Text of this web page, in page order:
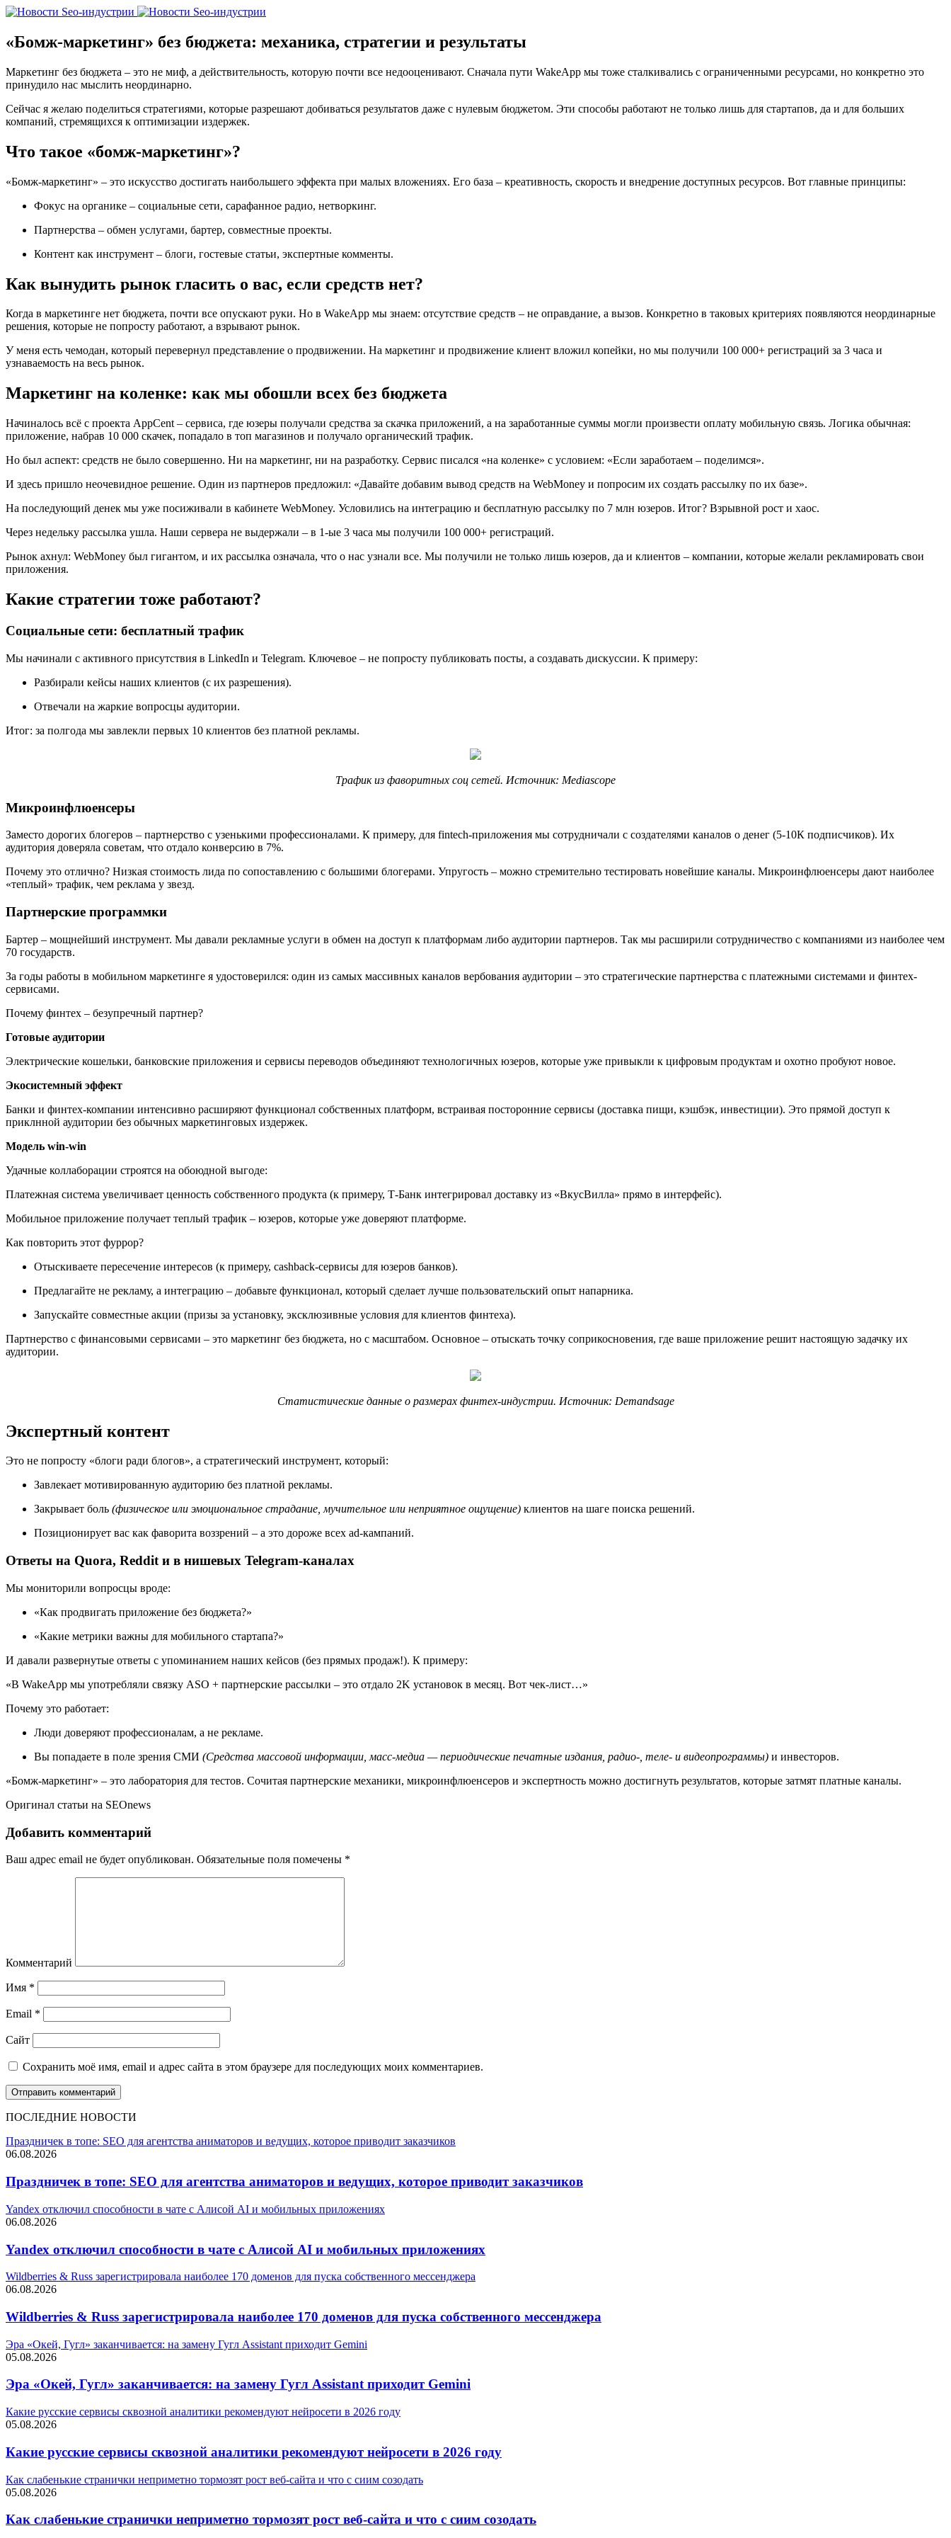
«Бомж-маркетинг» без бюджета: механика, стратегии и результаты
Маркетинг без бюджета – это не миф, а действительность, которую почти все недооценивают. Сначала пути WakeApp мы тоже сталкивались с ограниченными ресурсами, но конкретно это
принудило нас мыслить неординарно.
Сейчас я желаю поделиться стратегиями, которые разрешают добиваться результатов даже с нулевым бюджетом. Эти способы работают не только лишь для стартапов, да и для больших
компаний, стремящихся к оптимизации издержек.
Что такое «бомж-маркетинг»?
«Бомж-маркетинг» – это искусство достигать наибольшего эффекта при малых вложениях. Его база – креативность, скорость и внедрение доступных ресурсов. Вот главные принципы:
Фокус на органике – социальные сети, сарафанное радио, нетворкинг.
Партнерства – обмен услугами, бартер, совместные проекты.
Контент как инструмент – блоги, гостевые статьи, экспертные комменты.
Как вынудить рынок гласить о вас, если средств нет?
Когда в маркетинге нет бюджета, почти все опускают руки. Но в WakeApp мы знаем: отсутствие средств – не оправдание, а вызов. Конкретно в таковых критериях появляются неординарные
решения, которые не попросту работают, а взрывают рынок.
У меня есть чемодан, который перевернул представление о продвижении. На маркетинг и продвижение клиент вложил копейки, но мы получили 100 000+ регистраций за 3 часа и
узнаваемость на весь рынок.
Маркетинг на коленке: как мы обошли всех без бюджета
Начиналось всё с проекта AppCent – сервиса, где юзеры получали средства за скачка приложений, а на заработанные суммы могли произвести оплату мобильную связь. Логика обычная:
приложение, набрав 10 000 скачек, попадало в топ магазинов и получало органический трафик.
Но был аспект: средств не было совершенно. Ни на маркетинг, ни на разработку. Сервис писался «на коленке» с условием: «Если заработаем – поделимся».
И здесь пришло неочевидное решение. Один из партнеров предложил: «Давайте добавим вывод средств на WebMoney и попросим их создать рассылку по их базе».
На последующий денек мы уже посиживали в кабинете WebMoney. Условились на интеграцию и бесплатную рассылку по 7 млн юзеров. Итог? Взрывной рост и хаос.
Через недельку рассылка ушла. Наши сервера не выдержали – в 1-ые 3 часа мы получили 100 000+ регистраций.
Рынок ахнул: WebMoney был гигантом, и их рассылка означала, что о нас узнали все. Мы получили не только лишь юзеров, да и клиентов – компании, которые желали рекламировать свои
приложения.
Какие стратегии тоже работают?
Социальные сети: бесплатный трафик
Мы начинали с активного присутствия в LinkedIn и Telegram. Ключевое – не попросту публиковать посты, а создавать дискуссии. К примеру:
Разбирали кейсы наших клиентов (с их разрешения).
Отвечали на жаркие вопросцы аудитории.
Итог: за полгода мы завлекли первых 10 клиентов без платной рекламы.
Трафик из фаворитных соц сетей. Источник: Mediascope
Микроинфлюенсеры
Заместо дорогих блогеров – партнерство с узенькими профессионалами. К примеру, для fintech-приложения мы сотрудничали с создателями каналов о денег (5-10К подписчиков). Их
аудитория доверяла советам, что отдало конверсию в 7%.
Почему это отлично? Низкая стоимость лида по сопоставлению с большими блогерами. Упругость – можно стремительно тестировать новейшие каналы. Микроинфлюенсеры дают наиболее
«теплый» трафик, чем реклама у звезд.
Партнерские программки
Бартер – мощнейший инструмент. Мы давали рекламные услуги в обмен на доступ к платформам либо аудитории партнеров. Так мы расширили сотрудничество с компаниями из наиболее чем
70 государств.
За годы работы в мобильном маркетинге я удостоверился: один из самых массивных каналов вербования аудитории – это стратегические партнерства с платежными системами и финтех-
сервисами.
Почему финтех – безупречный партнер?
Готовые аудитории
Электрические кошельки, банковские приложения и сервисы переводов объединяют технологичных юзеров, которые уже привыкли к цифровым продуктам и охотно пробуют новое.
Экосистемный эффект
Банки и финтех-компании интенсивно расширяют функционал собственных платформ, встраивая посторонние сервисы (доставка пищи, кэшбэк, инвестиции). Это прямой доступ к
приклнной аудитории без обычных маркетинговых издержек.
Модель win-win
Удачные коллаборации строятся на обоюдной выгоде:
Платежная система увеличивает ценность собственного продукта (к примеру, Т-Банк интегрировал доставку из «ВкусВилла» прямо в интерфейс).
Мобильное приложение получает теплый трафик – юзеров, которые уже доверяют платформе.
Как повторить этот фуррор?
Отыскиваете пересечение интересов (к примеру, cashback-сервисы для юзеров банков).
Предлагайте не рекламу, а интеграцию – добавьте функционал, который сделает лучше пользовательский опыт напарника.
Запускайте совместные акции (призы за установку, эксклюзивные условия для клиентов финтеха).
Партнерство с финансовыми сервисами – это маркетинг без бюджета, но с масштабом. Основное – отыскать точку соприкосновения, где ваше приложение решит настоящую задачку их
аудитории.
Статистические данные о размерах финтех-индустрии. Источник: Demandsage
Экспертный контент
Это не попросту «блоги ради блогов», а стратегический инструмент, который:
Завлекает мотивированную аудиторию без платной рекламы.
Закрывает боль (физическое или эмоциональное страдание, мучительное или неприятное ощущение) клиентов на шаге поиска решений.
Позиционирует вас как фаворита воззрений – а это дороже всех ad-кампаний.
Ответы на Quora, Reddit и в нишевых Telegram-каналах
Мы мониторили вопросцы вроде:
«Как продвигать приложение без бюджета?»
«Какие метрики важны для мобильного стартапа?»
И давали развернутые ответы с упоминанием наших кейсов (без прямых продаж!). К примеру:
«В WakeApp мы употребляли связку ASO + партнерские рассылки – это отдало 2K установок в месяц. Вот чек-лист…»
Почему это работает:
Люди доверяют профессионалам, а не рекламе.
Вы попадаете в поле зрения СМИ (Средства массовой информации, масс-медиа — периодические печатные издания, радио-, теле- и видеопрограммы) и инвесторов.
«Бомж-маркетинг» – это лаборатория для тестов. Сочитая партнерские механики, микроинфлюенсеров и экспертность можно достигнуть результатов, которые затмят платные каналы.
Оригинал статьи на SEOnews
Добавить комментарий
Ваш адрес email не будет опубликован. Обязательные поля помечены *
Комментарий
Имя *
Email *
Сайт
Сохранить моё имя, email и адрес сайта в этом браузере для последующих моих комментариев.
ПОСЛЕДНИЕ НОВОСТИ
Праздничек в топе: SEO для агентства аниматоров и ведущих, которое приводит заказчиков
06.08.2026
Праздничек в топе: SEO для агентства аниматоров и ведущих, которое приводит заказчиков
Yandex отключил способности в чате с Алисой AI и мобильных приложениях
06.08.2026
Yandex отключил способности в чате с Алисой AI и мобильных приложениях
Wildberries & Russ зарегистрировала наиболее 170 доменов для пуска собственного мессенджера
06.08.2026
Wildberries & Russ зарегистрировала наиболее 170 доменов для пуска собственного мессенджера
Эра «Окей, Гугл» заканчивается: на замену Гугл Assistant приходит Gemini
05.08.2026
Эра «Окей, Гугл» заканчивается: на замену Гугл Assistant приходит Gemini
Какие русские сервисы сквозной аналитики рекомендуют нейросети в 2026 году
05.08.2026
Какие русские сервисы сквозной аналитики рекомендуют нейросети в 2026 году
Как слабенькие странички неприметно тормозят рост веб-сайта и что с сиим созодать
05.08.2026
Как слабенькие странички неприметно тормозят рост веб-сайта и что с сиим созодать